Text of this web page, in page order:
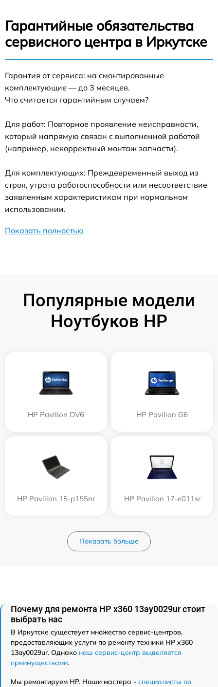
Гарантийные обязательства
сервисного центра в Иркутске
Гарантия от сервиса: на смонтированные
комплектующие — до 3 месяцев.
Что считается гарантийным случаем?
Для работ: Повторное проявление неисправности,
который напрямую связан с выполненной работой
(например, некорректный монтаж запчасти).
Для комплектующих: Преждевременный выход из
строя, утрата работоспособности или несоответствие
заявленным характеристикам при нормальном
использовании.
Показать полностью
Популярные модели
Ноутбуков HP
HP Pavilion DV6 HP Pavilion G6
HP Pavilion 15-p155nr HP Pavilion 17-e011sr
Показать больше
Почему для ремонта HP x360 13ay0029ur стоит
выбрать нас
В Иркутске существует множество сервис-центров,
предоставляющих услуги по ремонту техники HP x360
13ay0029ur. Однако наш сервис-центр выделяется
преимуществами.
Мы ремонтируем HP. Наши мастера - специалисты по